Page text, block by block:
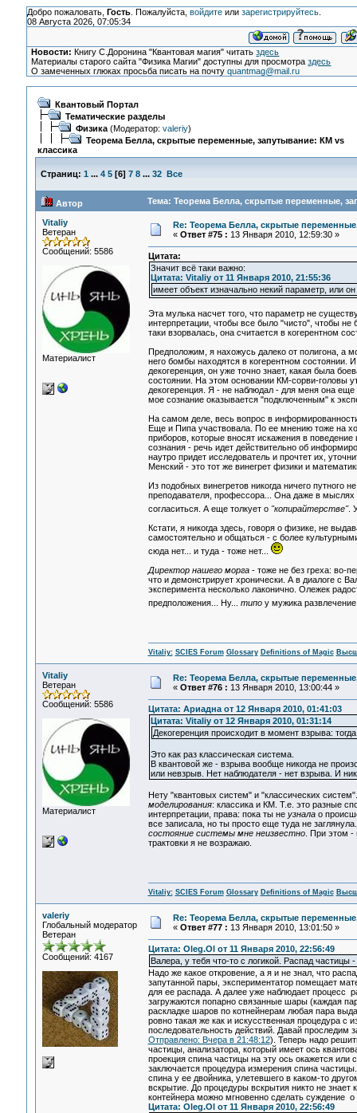
Добро пожаловать, Гость. Пожалуйста, войдитеили зарегистрируйтесь.
08 Августа 2026, 07:05:34
Новости: Книгу С.Доронина "Квантовая магия" читатьздесь
Материалы старого сайта "Физика Магии" доступны для просмотраздесь
О замеченных глюках просьба писать на почтуquantmag@mail.ru
Квантовый Портал
Тематические разделы
Физика(Модератор: valeriy)
Теорема Белла, скрытые переменные, запутывание: КМ vs
классика
Страниц: 1 ... 4 5[6] 7 8 ... 32 Все
Автор Тема: Теорема Белла, скрытые переменные,
Vitaliy
Ветеран
Сообщений: 5586
Материалист
Re: Теорема Белла, скрытые
« Ответ #75 : 13 Января 2010, 12:59:30 »
Цитата:
Значит всё таки важно:
Цитата: Vitaliy от 11 Января 2010, 21:55:36
имеет объект изначально некий параметр, или
Эта мулька насчет того, что параметр не
интерпретации, чтобы все было "чисто", чтобы
таки взорвалась, она считается в когерентном
Предположим, я нахожусь далеко от полигона, а
него бомбы находятся в когерентном состоянии.
декогеренция, он уже точно знает, какая была
состоянии. На этом основании КМ-сорви-головы
декогеренция. Я - не наблюдал - для меня она
мое сознание оказывается "подключенным" к
На самом деле, весь вопрос в
Еще и Пипа участвовала. По ее мнению тоже на
приборов, которые вносят искажения в
сознания - речь идет действительно об
наутро придет исследователь и прочтет их,
Менский - это тот же винегрет физики и
Из подобных винегретов никогда ничего путного
преподавателя, профессора... Она даже в мыслях
согласиться. А еще толкует о "копирайтерстве".
Кстати, я никогда здесь, говоря о физике, не
самостоятельно и общаться - с более
сюда нет... и туда - тоже нет...
Директор нашего морга- тоже не без греха: во-
что и демонстрирует хронически. А в диалоге с
эксперимента несколько лаконично. Олежек
предположения... Ну... типоу мужика развлечение
Vitaliy: SCIES Forum Glossary Definitions of Magic
Vitaliy
Ветеран
Сообщений: 5586
Материалист
Re: Теорема Белла, скрытые
« Ответ #76 : 13 Января 2010, 13:00:44 »
Цитата: Ариадна от 12 Января 2010, 01:41:03
Цитата: Vitaliy от 12 Января 2010, 01:31:14
Декогеренция происходит в момент взрыва:
Это как раз классическая система.
В квантовой же - взрыва вообще никогда не
или невзрыв. Нет наблюдателя - нет взрыва. И
Нету "квантовых систем" и "классических
моделирования: классика и КМ. Т.е. это разные
интерпретации, права: пока ты не узналао
все записала, но ты просто еще туда не
состояние системы мне неизвестно. При этом -
трактовки я не возражаю.
Vitaliy: SCIES Forum Glossary Definitions of Magic
valeriy
Глобальный модератор
Ветеран
Сообщений: 4167
Re: Теорема Белла, скрытые
« Ответ #77 : 13 Января 2010, 13:01:50 »
Цитата: Oleg.Ol от 11 Января 2010, 22:56:49
Валера, у тебя что-то с логикой. Распад частицы
Надо же какое откровение, а я и не знал, что
запутанной пары, экспериментатор помещает
для ее распада. А далее уже наблюдает процесс
загружаются попарно связанные шары (каждая
раскладке шаров по котнейнерам любая пара
ровно такая же как и искусственная процедура с
последовательность действий. Давай
Отправлено: Вчера в 21:48:12). Теперь надо
частицы, анализатора, который имеет ось
проекция спина частицы на эту ось окажется или
заключается процедура измерения спина
спина у ее двойника, улетевшего в каком-то
вскрытие. До процедуры вскрытия никто не знает
контейнера можно мгновенно сделать суждение
Цитата: Oleg.Ol от 11 Января 2010, 22:56:49